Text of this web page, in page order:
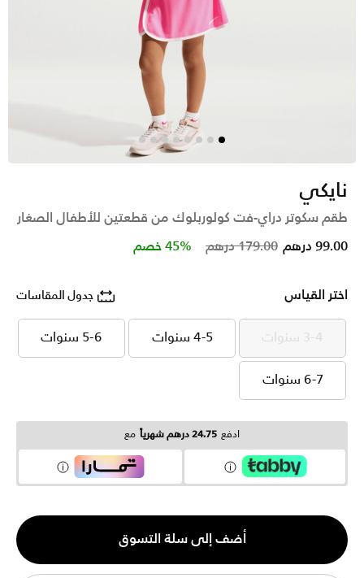
نايكي
طقم سكوتر دراي-فت كولوربلوك من قطعتين للأطفال الصغار
Price reduced from
179.00 درهم to 99.00 درهم 45% خصم
اختر القياس جدول المقاسات
3-4 سنوات 3-4 سنوات 4-5 سنوات 4-5 سنوات 5-6 سنوات 5-6 سنوات
6-7 سنوات 6-7 سنوات
ادفع 24.75 درهم شهرياً مع
الكمية
1
أضف إلى سلة التسوق